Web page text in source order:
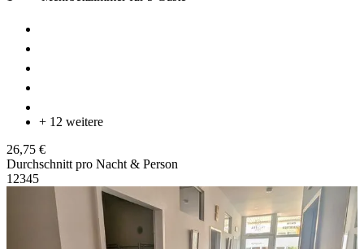
+ 12 weitere
26,75 €
Durchschnitt pro Nacht & Person
1 2345